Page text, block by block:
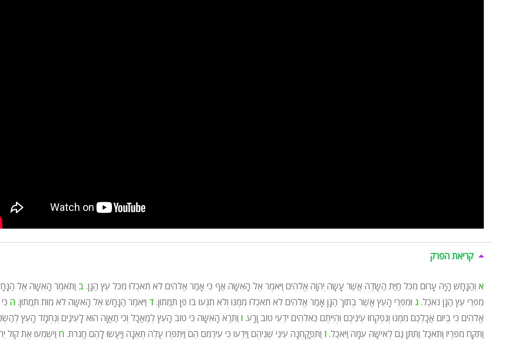
קריאת הפרק
א וְהַנָּחָשׁ הָיָה עָרוּם מִכֹּל חַיַּת הַשָּׂדֶה אֲשֶׁר עָשָׂה יְהוָה אֱלֹהִים וַיֹּאמֶר אֶל הָאִשָּׁה אַף כִּי אָמַר אֱלֹהִים לֹא תֹאכְלוּ מִכֹּל עֵץ הַגָּן. ב וַתֹּאמֶר הָאִשָּׁה אֶל
מִפְּרִי עֵץ הַגָּן נֹאכֵל. ג וּמִפְּרִי הָעֵץ אֲשֶׁר בְּתוֹךְ הַגָּן אָמַר אֱלֹהִים לֹא תֹאכְלוּ מִמֶּנּוּ וְלֹא תִגְּעוּ בּוֹ פֶּן תְּמֻתוּן. ד וַיֹּאמֶר הַנָּחָשׁ אֶל הָאִשָּׁה לֹא מוֹת תְּמֻתוּן. ה
אֱלֹהִים כִּי בְּיוֹם אֲכָלְכֶם מִמֶּנּוּ וְנִפְקְחוּ עֵינֵיכֶם וִהְיִיתֶם כֵּאלֹהִים יֹדְעֵי טוֹב וָרָע. ו וַתֵּרֶא הָאִשָּׁה כִּי טוֹב הָעֵץ לְמַאֲכָל וְכִי תַאֲוָה הוּא לָעֵינַיִם וְנֶחְמָד הָעֵץ
וַתִּקַּח מִפִּרְיוֹ וַתֹּאכַל וַתִּתֵּן גַּם לְאִישָׁהּ עִמָּהּ וַיֹּאכַל.ז וַתִּפָּקַחְנָה עֵינֵי שְׁנֵיהֶם וַיֵּדְעוּ כִּי עֵירֻמִּם הֵם וַיִּתְפְּרוּ עֲלֵה תְאֵנָה וַיַּעֲשׂוּ לָהֶם חֲגֹרֹת. ח וַיִּשְׁמְעוּ אֶת קוֹל